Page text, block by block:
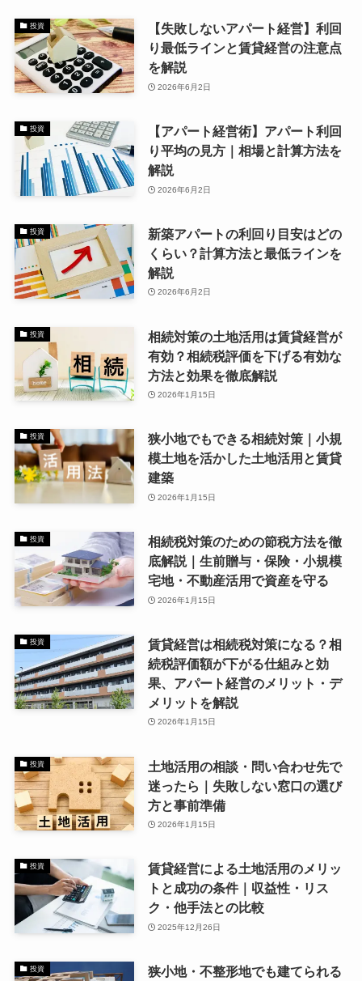
投資
【失敗しないアパート経営】利回
り最低ラインと賃貸経営の注意点
を解説
2026年6月2日
投資
【アパート経営術】アパート利回
り平均の見方｜相場と計算方法を
解説
2026年6月2日
投資
新築アパートの利回り目安はどの
くらい？計算方法と最低ラインを
解説
2026年6月2日
投資
相続対策の土地活用は賃貸経営が
有効？相続税評価を下げる有効な
方法と効果を徹底解説
2026年1月15日
投資
狭小地でもできる相続対策｜小規
模土地を活かした土地活用と賃貸
建築
2026年1月15日
投資
相続税対策のための節税方法を徹
底解説｜生前贈与・保険・小規模
宅地・不動産活用で資産を守る
2026年1月15日
投資
賃貸経営は相続税対策になる？相
続税評価額が下がる仕組みと効
果、アパート経営のメリット・デ
メリットを解説
2026年1月15日
投資
土地活用の相談・問い合わせ先で
迷ったら｜失敗しない窓口の選び
方と事前準備
2026年1月15日
投資
賃貸経営による土地活用のメリッ
トと成功の条件｜収益性・リス
ク・他手法との比較
2025年12月26日
投資 狭小地・不整形地でも建てられる